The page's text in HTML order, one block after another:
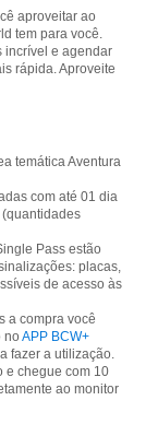
aproveitar ao
tem para você.
incrível e agendar
rápida. Aproveite
temática Aventura
com até 01 dia
Pass estão
placas,
de acesso às
a compra você
no APP BCW+
fazer a utilização.
e chegue com 10
ao monitor